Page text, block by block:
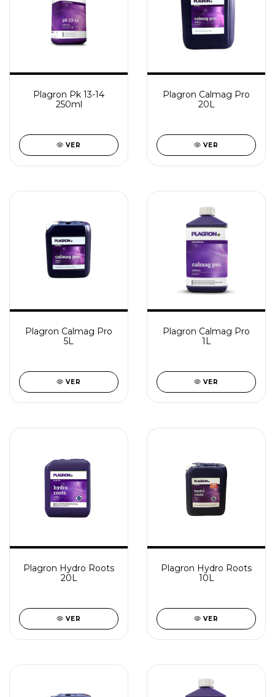
Plagron Pk 13-14
250ml
VER
Plagron Calmag Pro
20L
VER
Plagron Calmag Pro
5L
VER
Plagron Calmag Pro
1L
VER
Plagron Hydro Roots
20L
VER
Plagron Hydro Roots
10L
VER